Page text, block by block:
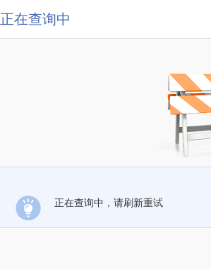
正在查询中
正在查询中，请刷新重试